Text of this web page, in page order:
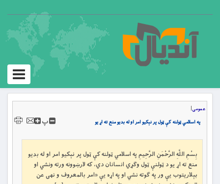
عمومی|
پ په اسلامي ټولنه کې ټول پر نېکیو امر او له بدیو منع ته اړ یو
بِسْمِ اللَّهِ الرَّحْمَنِ الرَّحِيمِ په اسلامي ټولنه کې ټول پر نېکیو امر او له بدیو
منع ته اړ یو د ټولنې ټول وګړي انسانان دي، که لارښوونه ورته ونشي او
بېلاریتوب یې ور په ګوته نشي او په اړه یې «امر بالمعروف و نهی عن